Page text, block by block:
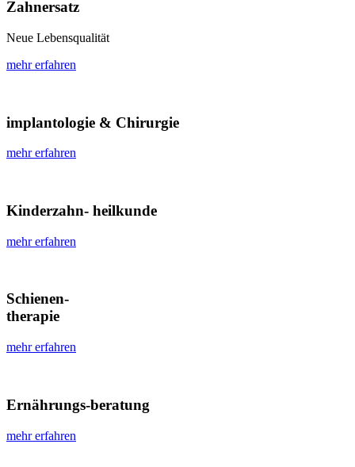
Zahnersatz
Neue Lebensqualität
mehr erfahren
implantologie & Chirurgie
mehr erfahren
Kinderzahn- heilkunde
mehr erfahren
Schienen-
therapie
mehr erfahren
Ernährungs-beratung
mehr erfahren